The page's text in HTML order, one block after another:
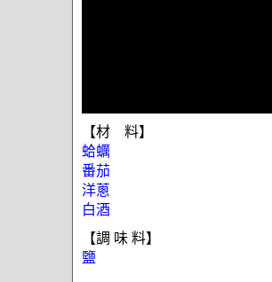
【材 料】
蛤蠣
番茄
洋蔥
白酒
【調 味 料】
鹽